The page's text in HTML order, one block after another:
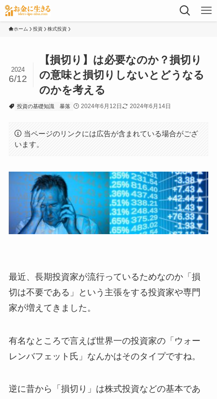
ホーム 投資 株式投資
【損切り】は必要なのか？損切り
の意味と損切りしないとどうなる
のかを考える
2024
6/12
投資の基礎知識 暴落 2024年6月12日 2024年6月14日
当ページのリンクには広告が含まれている場合がござ
います。
最近、長期投資家が流行っているためなのか「損
切は不要である」という主張をする投資家や専門
家が増えてきました。
有名なところで言えば世界一の投資家の「ウォー
レンバフェット氏」なんかはそのタイプですね。
逆に昔から「損切り」は株式投資などの基本であ